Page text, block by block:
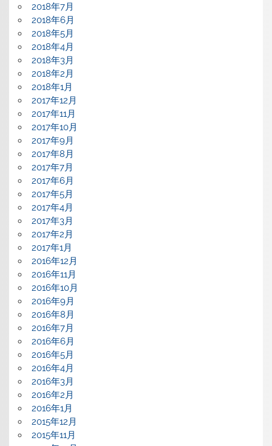
2018年7月
2018年6月
2018年5月
2018年4月
2018年3月
2018年2月
2018年1月
2017年12月
2017年11月
2017年10月
2017年9月
2017年8月
2017年7月
2017年6月
2017年5月
2017年4月
2017年3月
2017年2月
2017年1月
2016年12月
2016年11月
2016年10月
2016年9月
2016年8月
2016年7月
2016年6月
2016年5月
2016年4月
2016年3月
2016年2月
2016年1月
2015年12月
2015年11月